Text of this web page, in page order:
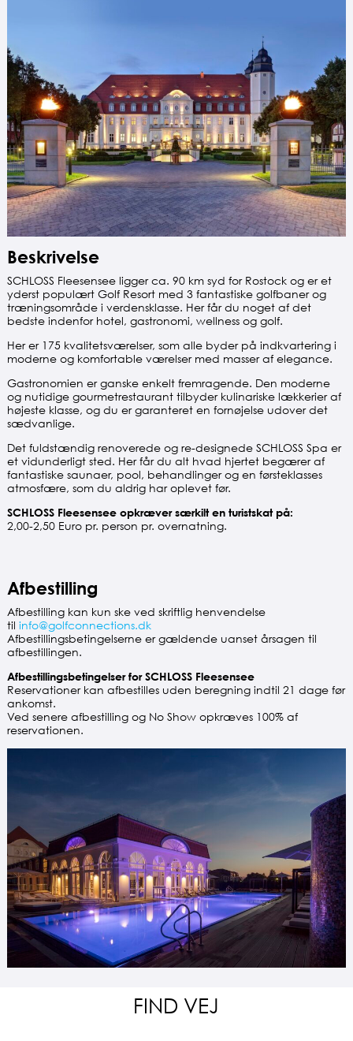
Beskrivelse
SCHLOSS Fleesensee ligger ca. 90 km syd for Rostock og er et
yderst populært Golf Resort med 3 fantastiske golfbaner og
træningsområde i verdensklasse. Her får du noget af det
bedste indenfor hotel, gastronomi, wellness og golf.
Her er 175 kvalitetsværelser, som alle byder på indkvartering i
moderne og komfortable værelser med masser af elegance.
Gastronomien er ganske enkelt fremragende. Den moderne
og nutidige gourmetrestaurant tilbyder kulinariske lækkerier af
højeste klasse, og du er garanteret en fornøjelse udover det
sædvanlige.
Det fuldstændig renoverede og re-designede SCHLOSS Spa er
et vidunderligt sted. Her får du alt hvad hjertet begærer af
fantastiske saunaer, pool, behandlinger og en førsteklasses
atmosfære, som du aldrig har oplevet før.
SCHLOSS Fleesensee opkræver særkilt en turistskat på:
2,00-2,50 Euro pr. person pr. overnatning.
Afbestilling
Afbestilling kan kun ske ved skriftlig henvendelse
til info@golfconnections.dk
Afbestillingsbetingelserne er gældende uanset årsagen til
afbestillingen.
Afbestillingsbetingelser for SCHLOSS Fleesensee
Reservationer kan afbestilles uden beregning indtil 21 dage før
ankomst.
Ved senere afbestilling og No Show opkræves 100% af
reservationen.
FIND VEJ